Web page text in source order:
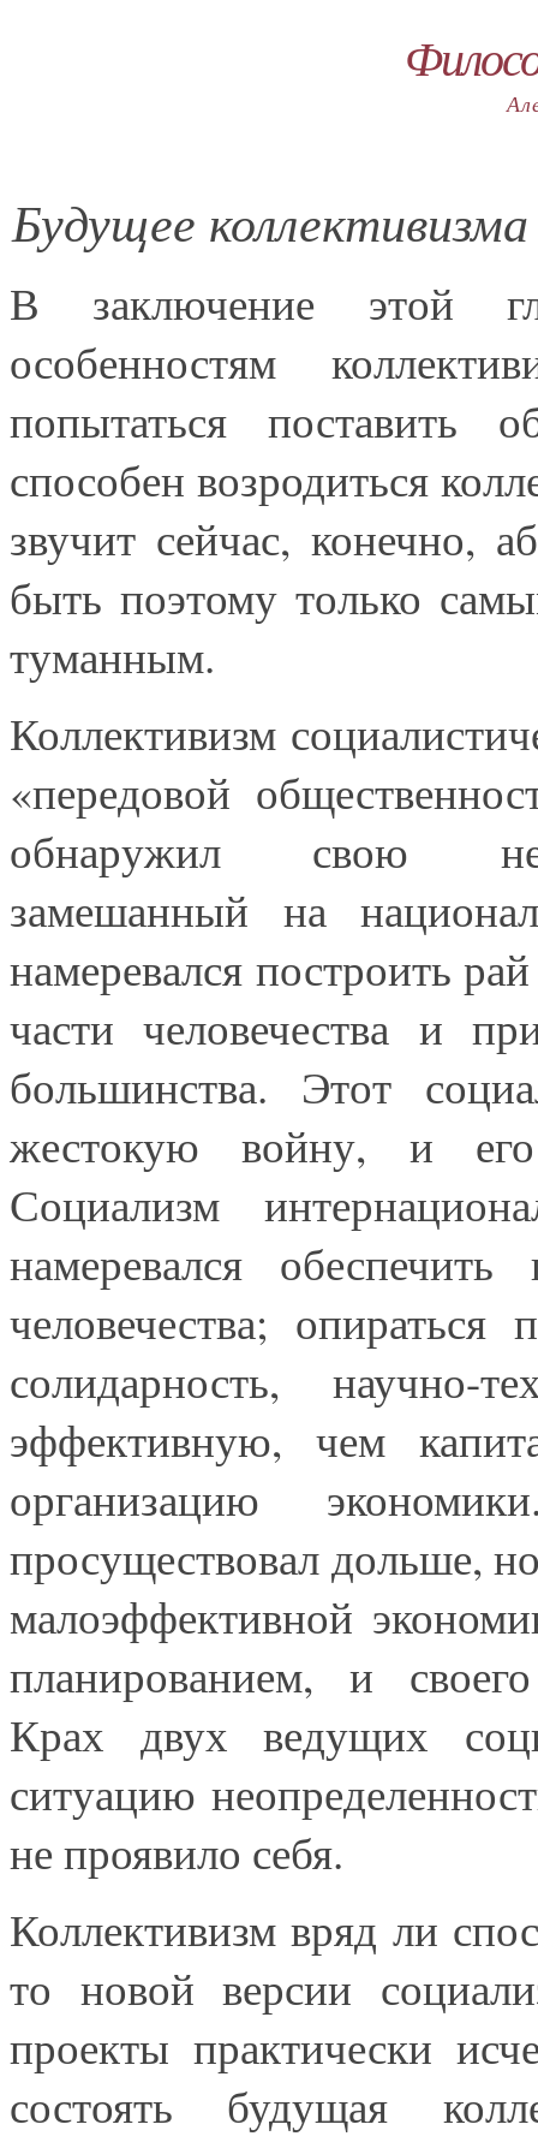
Будущее коллективизма
В заключение этой
особенностям
попытаться
способен возродиться
звучит сейчас, конечно,
быть поэтому только
туманным.
Коллективизм
«передовой
обнаружил свою
замешанный на
намеревался построить
части человечества и
большинства. Этот
жестокую войну, и его
Социализм
намеревался
человечества; опираться
солидарность, научно-
эффективную, чем
организацию
просуществовал дольше,
малоэффективной
планированием, и
Крах двух ведущих
ситуацию
не проявило себя.
Коллективизм вряд ли
то новой версии
проекты практически
состоять будущая